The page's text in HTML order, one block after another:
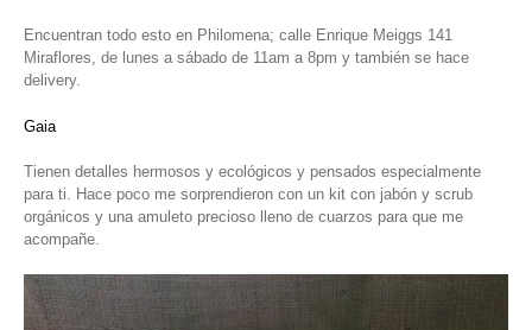
Encuentran todo esto en Philomena; calle Enrique Meiggs 141
Miraflores, de lunes a sábado de 11am a 8pm y también se hace
delivery.
Gaia
Tienen detalles hermosos y ecológicos y pensados especialmente
para ti. Hace poco me sorprendieron con un kit con jabón y scrub
orgánicos y una amuleto precioso lleno de cuarzos para que me
acompañe.